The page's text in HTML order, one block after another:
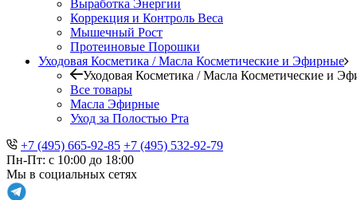
Выработка Энергии
Коррекция и Контроль Веса
Мышечный Рост
Протеиновые Порошки
Уходовая Косметика / Масла Косметические и Эфирные
Уходовая Косметика / Масла Косметические и
Все товары
Масла Эфирные
Уход за Полостью Рта
+7 (495) 665-92-85 +7 (495) 532-92-79
Пн-Пт: с 10:00 до 18:00
Мы в социальных сетях